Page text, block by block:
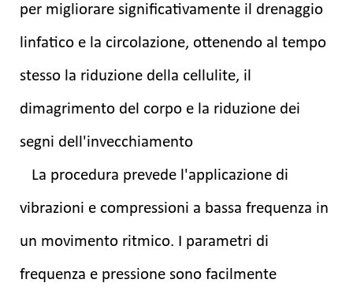
per migliorare significativamente il drenaggio
linfatico e la circolazione, ottenendo al tempo
stesso la riduzione della cellulite, il
dimagrimento del corpo e la riduzione dei
segni dell'invecchiamento
La procedura prevede l'applicazione di
vibrazioni e compressioni a bassa frequenza in
un movimento ritmico. I parametri di
frequenza e pressione sono facilmente